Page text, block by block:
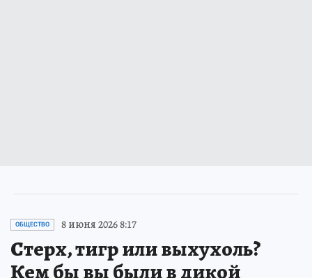
ОБЩЕСТВО 8 июня 2026 8:17
Стерх, тигр или выхухоль?
Кем бы вы были в дикой